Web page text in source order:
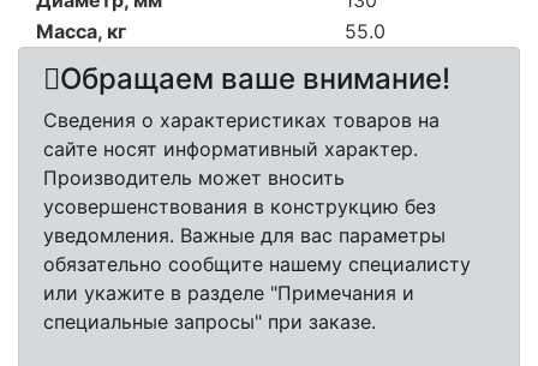
Масса, кг
55.0
Обращаем ваше внимание!
Сведения о характеристиках товаров на
сайте носят информативный характер.
Производитель может вносить
усовершенствования в конструкцию без
уведомления. Важные для вас параметры
обязательно сообщите нашему специалисту
или укажите в разделе "Примечания и
специальные запросы" при заказе.